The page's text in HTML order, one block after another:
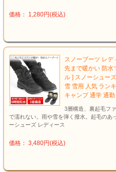
価格： 1,280円(税込)
スノーブーツ レデ
先まで暖かい 防水
ル ] スノーシュー
雪 雪用 人気 ラン
キャンプ 通学 通
3層構造、裏起毛フ
で濡れない。雨や雪を弾く撥水。起毛のあ
ーシューズ レディース
価格： 3,480円(税込)